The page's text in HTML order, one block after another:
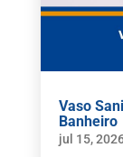
Vaso
Banheiro
jul 15,